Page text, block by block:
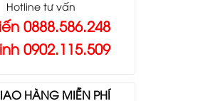
Hotline tư vấn
0888.586.248
0902.115.509
HÀNG MIỄN PHÍ